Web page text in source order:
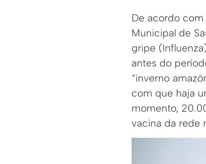
De acordo
Municipal de
gripe
antes do
“inverno
com que haja
momento,
vacina da rede